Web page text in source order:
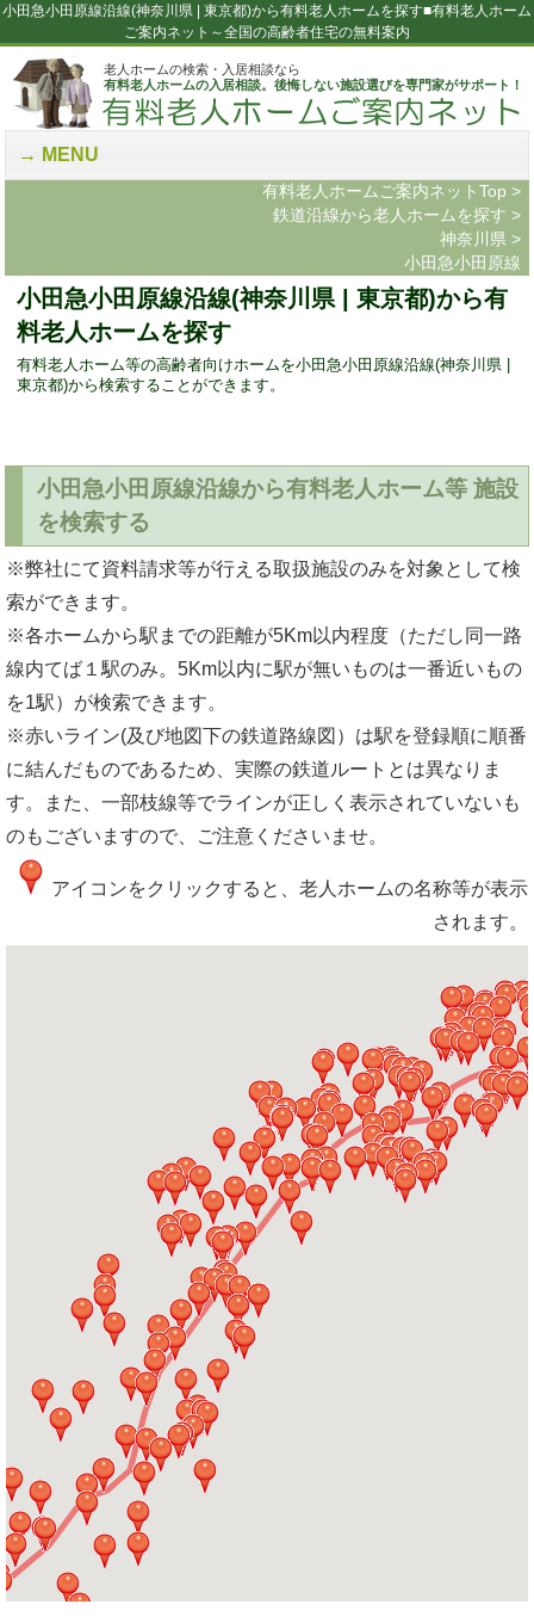
小田急小田原線沿線(神奈川県 | 東京都)から有料老人ホームを探す■有料老人ホーム
ご案内ネット～全国の高齢者住宅の無料案内
老人ホームの検索・入居相談なら
有料老人ホームの入居相談。後悔しない施設選びを専門家がサポート！
MENU
有料老人ホームご案内ネットTop >
鉄道沿線から老人ホームを探す >
神奈川県>
小田急小田原線
小田急小田原線沿線(神奈川県 | 東京都)から有
料老人ホームを探す
有料老人ホーム等の高齢者向けホームを小田急小田原線沿線(神奈川県 |
東京都)から検索することができます。
小田急小田原線沿線から有料老人ホーム等 施設
を検索する
※弊社にて資料請求等が行える取扱施設のみを対象として検
索ができます。
※各ホームから駅までの距離が5Km以内程度（ただし同一路
線内てば１駅のみ。5Km以内に駅が無いものは一番近いもの
を1駅）が検索できます。
※赤いライン(及び地図下の鉄道路線図）は駅を登録順に順番
に結んだものであるため、実際の鉄道ルートとは異なりま
す。また、一部枝線等でラインが正しく表示されていないも
のもございますので、ご注意くださいませ。
アイコンをクリックすると、老人ホームの名称等が表示
されます。